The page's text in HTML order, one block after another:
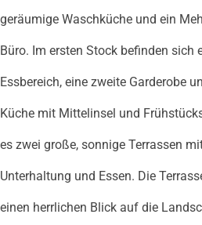
geräumige Waschküche und ein
Büro. Im ersten Stock befinden sich
Essbereich, eine zweite Garderobe
Küche mit Mittelinsel und
es zwei große, sonnige Terrassen
Unterhaltung und Essen. Die
einen herrlichen Blick auf die